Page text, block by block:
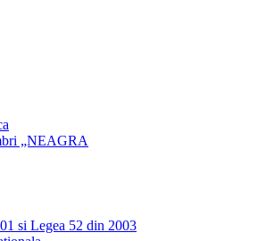
„NEAGRA
si Legea 52 din 2003